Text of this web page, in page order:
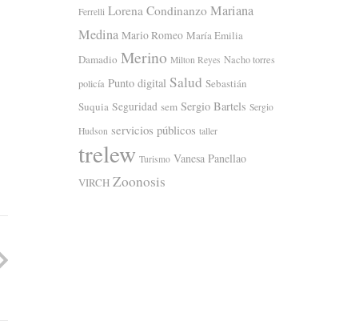
Ferrelli Lorena Condinanzo Mariana
Medina Mario Romeo María Emilia
Damadio Merino Milton Reyes Nacho torres
policía Punto digital Salud Sebastián
Suquia Seguridad sem Sergio Bartels Sergio
Hudson servicios públicos taller
trelew Turismo Vanesa Panellao
VIRCH Zoonosis